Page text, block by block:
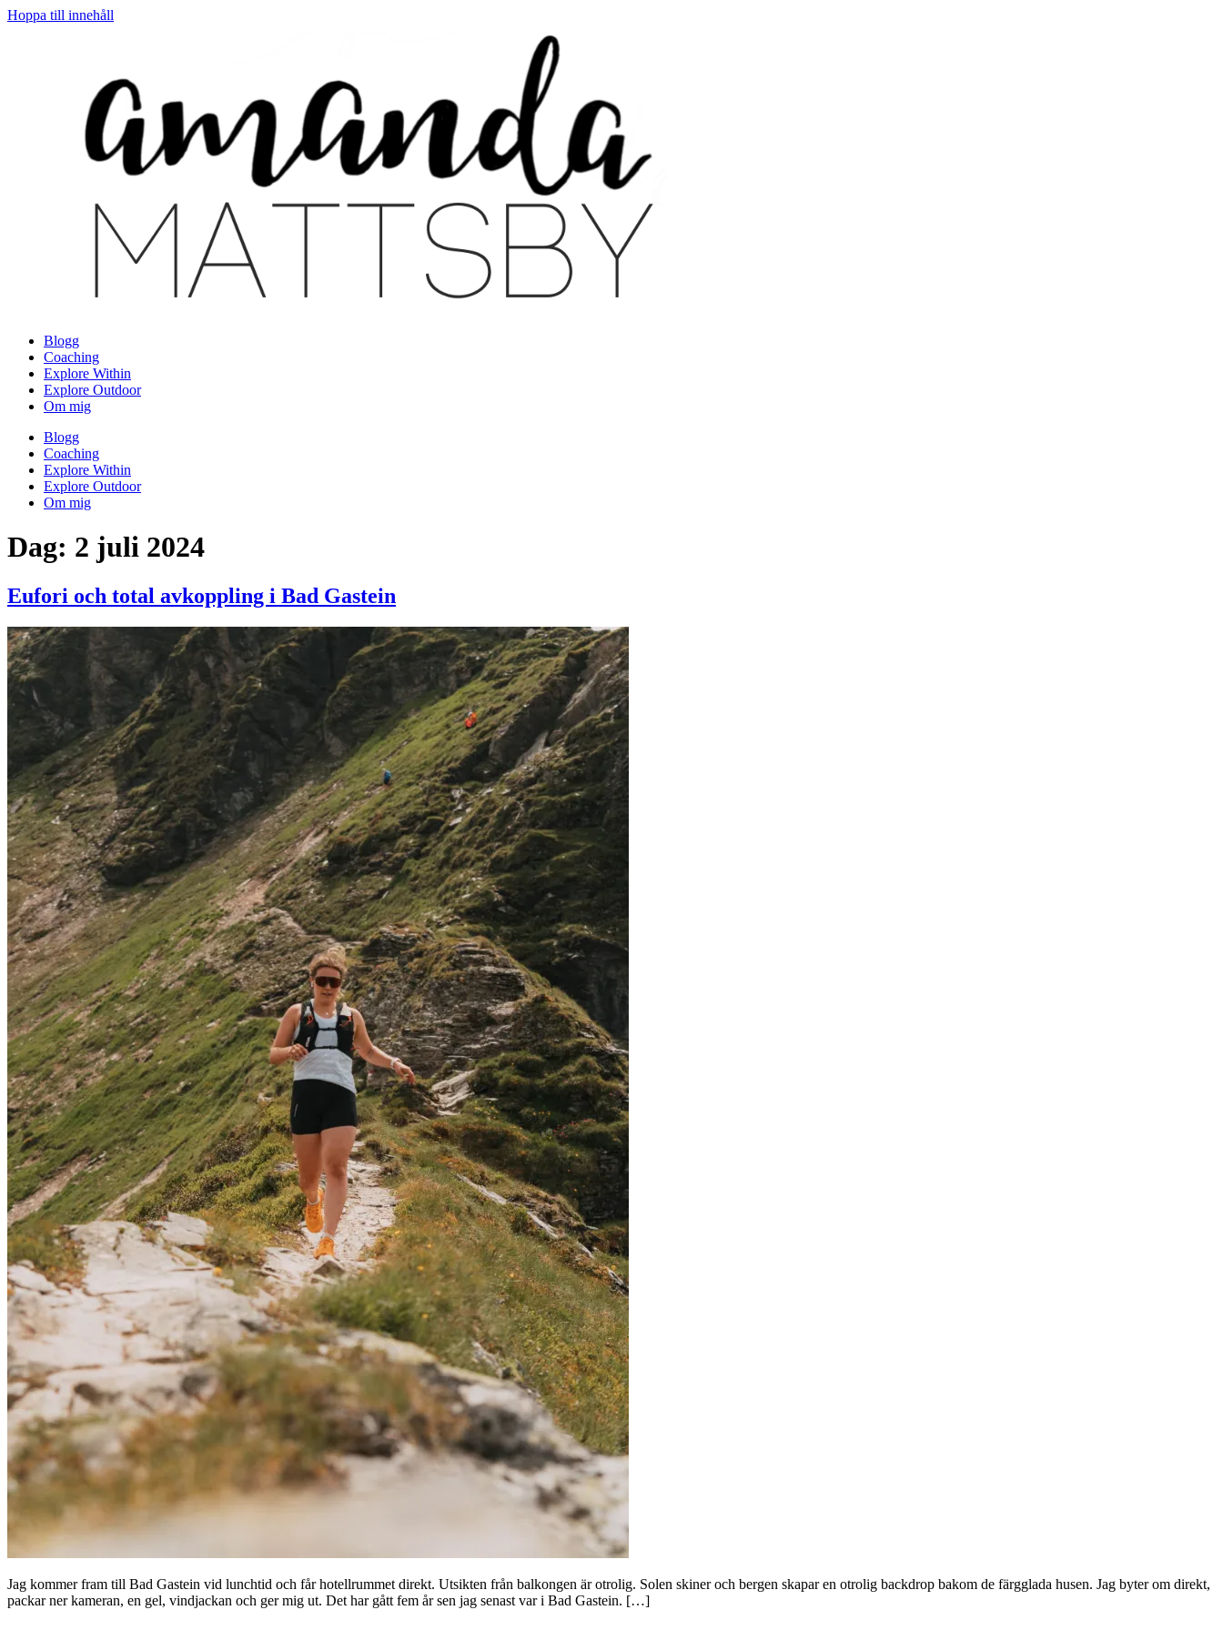
Hoppa till innehåll
Blogg
Coaching
Explore Within
Explore Outdoor
Om mig
Blogg
Coaching
Explore Within
Explore Outdoor
Om mig
Dag: 2 juli 2024
Eufori och total avkoppling i Bad Gastein
Jag kommer fram till Bad Gastein vid lunchtid och får hotellrummet direkt. Utsikten från balkongen är otrolig. Solen skiner och bergen skapar en otrolig backdrop bakom de färgglada husen. Jag byter om direkt,
packar ner kameran, en gel, vindjackan och ger mig ut. Det har gått fem år sen jag senast var i Bad Gastein. […]